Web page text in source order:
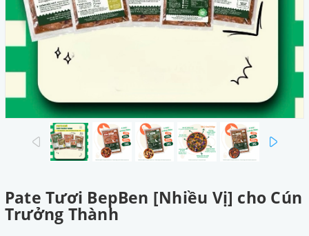
prev
Pate Tươi BepBen [Nhiều Vị] cho Cún
Trưởng Thành